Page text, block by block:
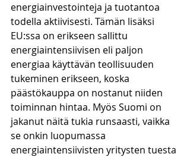
energiainvestointeja ja tuotantoa
todella aktiivisesti. Tämän lisäksi
EU:ssa on erikseen sallittu
energiaintensiivisen eli paljon
energiaa käyttävän teollisuuden
tukeminen erikseen, koska
päästökauppa on nostanut niiden
toiminnan hintaa. Myös Suomi on
jakanut näitä tukia runsaasti, vaikka
se onkin luopumassa
energiaintensiivisten yritysten tuesta